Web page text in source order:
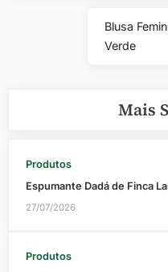
Next
Post:
Blusa
Verde
Mais
Produtos
Espumante Dadá de Finca
27/07/2026
Produtos